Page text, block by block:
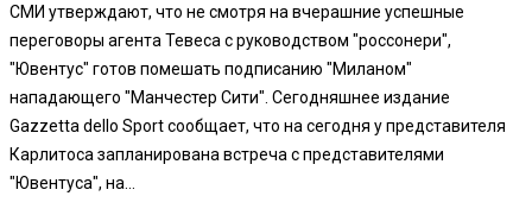
СМИ утверждают, что не смотря на вчерашние успешные
переговоры агента Тевеса с руководством "россонери",
"Ювентус" готов помешать подписанию "Миланом"
нападающего "Манчестер Сити". Сегодняшнее издание
Gazzetta dello Sport сообщает, что на сегодня у представителя
Карлитоса запланирована встреча с представителями
"Ювентуса", на...